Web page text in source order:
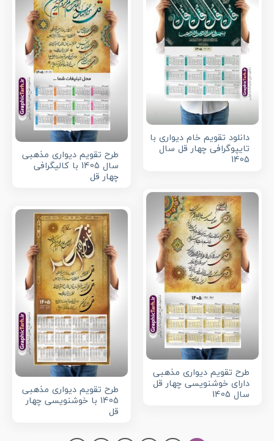
دانلود تقویم خام دیواری با
تایپوگرافی چهار قل سال
1405
طرح تقویم دیواری مذهبی
سال 1405 با کالیگرافی
چهار قل
طرح تقویم دیواری مذهبی
دارای خوشنویسی چهار قل
سال 1405
طرح تقویم دیواری مذهبی
1405 با خوشنویسی چهار
قل